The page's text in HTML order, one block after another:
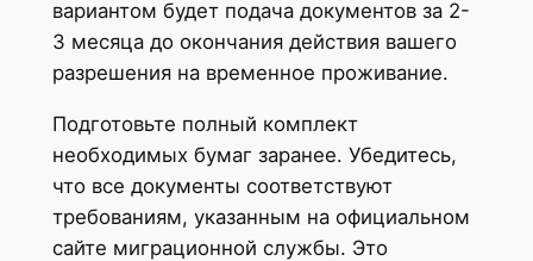
вариантом будет подача документов за 2-
3 месяца до окончания действия вашего
разрешения на временное проживание.
Подготовьте полный комплект
необходимых бумаг заранее. Убедитесь,
что все документы соответствуют
требованиям, указанным на официальном
сайте миграционной службы. Это